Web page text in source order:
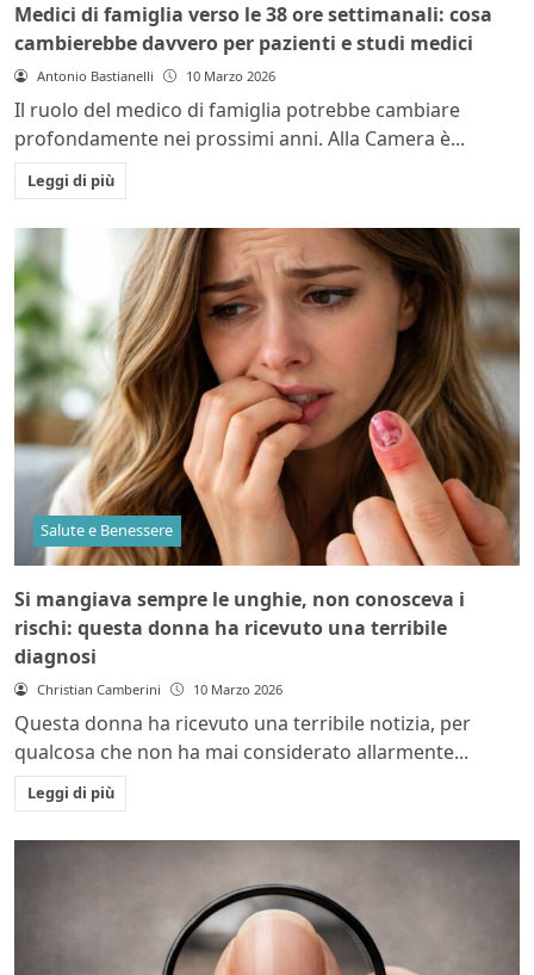
Medici di famiglia verso le 38 ore settimanali: cosa
cambierebbe davvero per pazienti e studi medici
Antonio Bastianelli 10 Marzo 2026
Il ruolo del medico di famiglia potrebbe cambiare
profondamente nei prossimi anni. Alla Camera è...
Leggi di più
Salute e Benessere
Si mangiava sempre le unghie, non conosceva i
rischi: questa donna ha ricevuto una terribile
diagnosi
Christian Camberini 10 Marzo 2026
Questa donna ha ricevuto una terribile notizia, per
qualcosa che non ha mai considerato allarmente...
Leggi di più